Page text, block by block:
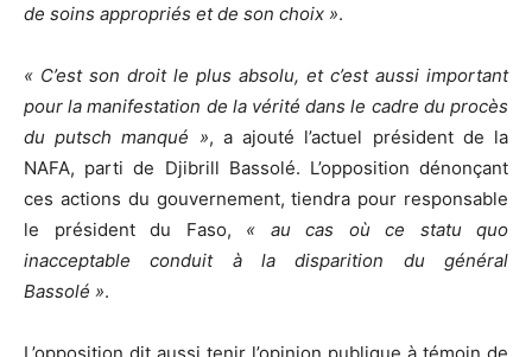
de soins appropriés et de son choix ».
« C’est son droit le plus absolu, et c’est aussi important
pour la manifestation de la vérité dans le cadre du procès
du putsch manqué », a ajouté l’actuel président de la
NAFA, parti de Djibrill Bassolé. L’opposition dénonçant
ces actions du gouvernement, tiendra pour responsable
le président du Faso, « au cas où ce statu quo
inacceptable conduit à la disparition du général
Bassolé ».